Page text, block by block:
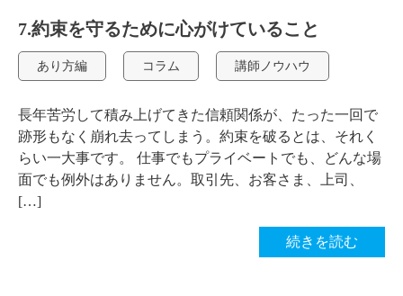
7.約束を守るために心がけていること
あり方編 コラム 講師ノウハウ
長年苦労して積み上げてきた信頼関係が、たった一回で
跡形もなく崩れ去ってしまう。約束を破るとは、それく
らい一大事です。 仕事でもプライベートでも、どんな場
面でも例外はありません。取引先、お客さま、上司、
[…]
続きを読む